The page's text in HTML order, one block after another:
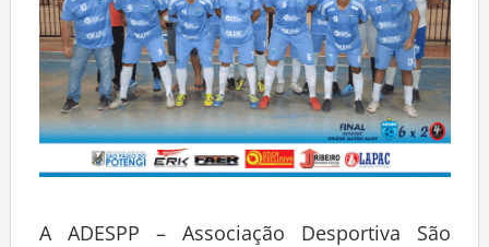
A ADESPP – Associação Desportiva São